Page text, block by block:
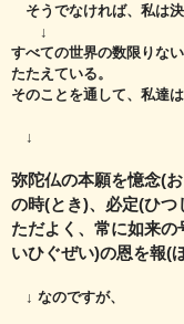
そうでなければ、私は決
↓
すべての世界の数限りな
たたえている。
そのことを通して、私達
↓
弥陀仏の本願を憶念(
の時(とき)、必定(ひつ
ただよく、常に如来
いひぐぜい)の恩を報(
↓ なのですが、